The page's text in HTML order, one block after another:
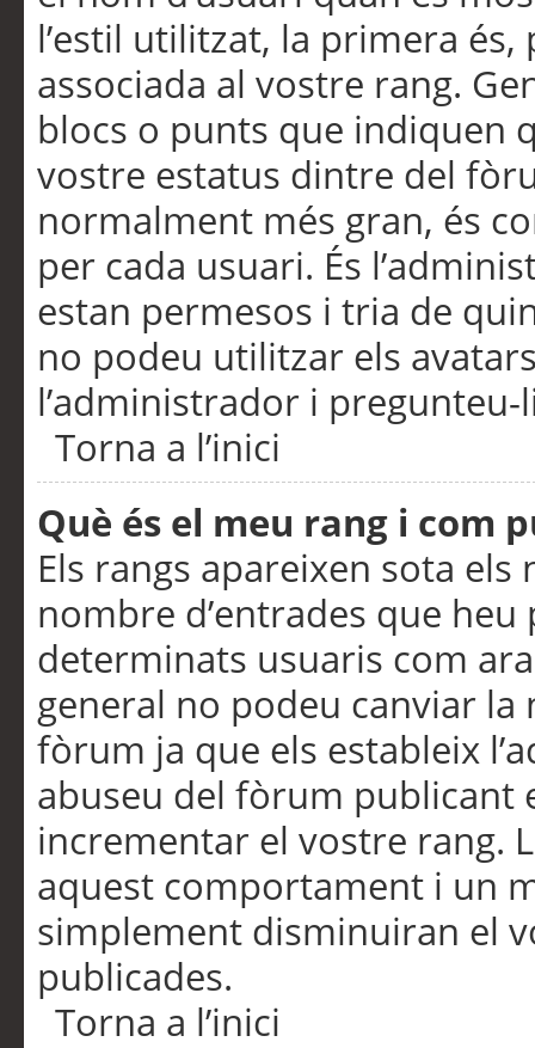
l’estil utilitzat, la primera
associada al vostre rang.
blocs o punts que indiquen
vostre estatus dintre del
normalment més gran, és
per cada usuari. És
estan permesos i tria de
no podeu utilitzar els
l’administrador i pregunteu-
Torna a l’inici
Què és el meu rang i com
Els rangs apareixen sota
nombre d’entrades que
determinats usuaris com
general no podeu canviar
fòrum ja que els estableix
abuseu del fòrum publicant
incrementar el vostre rang.
aquest comportament i un
simplement disminuiran el
publicades.
Torna a l’inici